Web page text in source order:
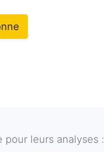
leurs analyses :